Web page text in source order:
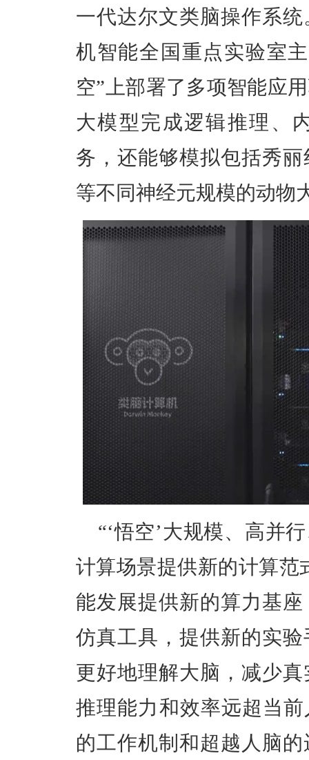
一代达尔文类脑操作系
机智能全国重点实验室
空”上部署了多项智能应
大模型完成逻辑推理、
务，还能够模拟包括秀
等不同神经元规模的动物
“‘悟空’大规模、高并
计算场景提供新的计算范
能发展提供新的算力基
仿真工具，提供新的实
更好地理解大脑，减少
推理能力和效率远超当
的工作机制和超越人脑